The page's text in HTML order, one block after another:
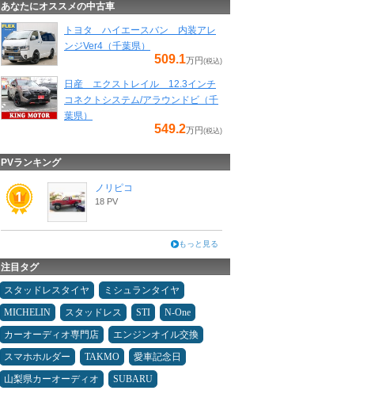
あなたにオススメの中古車
トヨタ ハイエースバン 内装アレ
ンジVer4（千葉県）
509.1万円 (税込)
日産 エクストレイル 12.3インチ
コネクトシステム/アラウンドビ（千
葉県）
549.2万円 (税込)
PVランキング
ノリピコ
18 PV
もっと見る
注目タグ
スタッドレスタイヤ
ミシュランタイヤ
MICHELIN
スタッドレス STI
N-One
カーオーディオ専門店
エンジンオイル交換
スマホホルダー
TAKMO
愛車記念日
山梨県カーオーディオ
SUBARU